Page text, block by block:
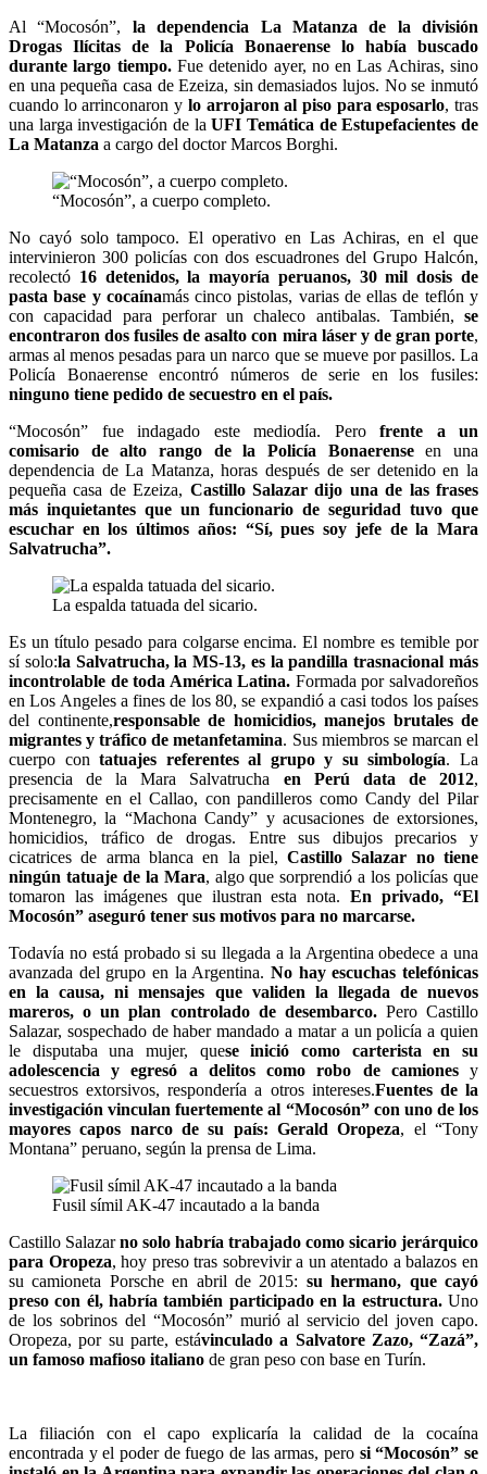
Al “Mocosón”, la dependencia La Matanza de la división
Drogas Ilícitas de la Policía Bonaerense lo había buscado
durante largo tiempo.Fue detenido ayer, no en Las Achiras, sino
en una pequeña casa de Ezeiza, sin demasiados lujos. No se inmutó
cuando lo arrinconaron y lo arrojaron al piso para esposarlo, tras
una larga investigación de laUFI Temática de Estupefacientes de
La Matanza a cargo del doctor Marcos Borghi.
“Mocosón”, a cuerpo completo.
No cayó solo tampoco. El operativo en Las Achiras, en el que
intervinieron 300 policías con dos escuadrones del Grupo Halcón,
recolectó 16 detenidos, la mayoría peruanos, 30 mil dosis de
pasta base y cocaínamás cinco pistolas, varias de ellas de teflón y
con capacidad para perforar un chaleco antibalas. También, se
encontraron dos fusiles de asalto con mira láser y de gran porte,
armas al menos pesadas para un narco que se mueve por pasillos. La
Policía Bonaerense encontró números de serie en los fusiles:
ninguno tiene pedido de secuestro en el país.
“Mocosón” fue indagado este mediodía. Pero frente a un
comisario de alto rango de la Policía Bonaerenseen una
dependencia de La Matanza, horas después de ser detenido en la
pequeña casa de Ezeiza, Castillo Salazar dijo una de las frases
más inquietantes que un funcionario de seguridad tuvo que
escuchar en los últimos años: “Sí, pues soy jefe de la Mara
Salvatrucha”.
La espalda tatuada del sicario.
Es un título pesado para colgarse encima. El nombre es temible por
sí solo:la Salvatrucha, la MS-13, es la pandilla trasnacional más
incontrolable de toda América Latina. Formada por salvadoreños
en Los Angeles a fines de los 80, se expandió a casi todos los países
del continente,responsable de homicidios, manejos brutales de
migrantes y tráfico de metanfetamina. Sus miembros se marcan el
cuerpo contatuajes referentes al grupo y su simbología. La
presencia de la Mara Salvatrucha en Perú data de 2012,
precisamente en el Callao, con pandilleros como Candy del Pilar
Montenegro, la “Machona Candy” y acusaciones de extorsiones,
homicidios, tráfico de drogas. Entre sus dibujos precarios y
cicatrices de arma blanca en la piel,Castillo Salazar no tiene
ningún tatuaje de la Mara, algo que sorprendió a los policías que
tomaron las imágenes que ilustran esta nota.En privado, “El
Mocosón” aseguró tener sus motivos para no marcarse.
Todavía no está probado si su llegada a la Argentina obedece a una
avanzada del grupo en la Argentina. No hay escuchas telefónicas
en la causa, ni mensajes que validen la llegada de nuevos
mareros, o un plan controlado de desembarco.Pero Castillo
Salazar, sospechado de haber mandado a matar a un policía a quien
le disputaba una mujer, quese inició como carterista en su
adolescencia y egresó a delitos como robo de camionesy
secuestros extorsivos, respondería a otros intereses.Fuentes de la
investigación vinculan fuertemente al “Mocosón” con uno de los
mayores capos narco de su país: Gerald Oropeza, el “Tony
Montana” peruano, según la prensa de Lima.
Fusil símil AK-47 incautado a la banda
Castillo Salazarno solo habría trabajado como sicario jerárquico
para Oropeza, hoy preso tras sobrevivir a un atentado a balazos en
su camioneta Porsche en abril de 2015: su hermano, que cayó
preso con él, habría también participado en la estructura.Uno
de los sobrinos del “Mocosón” murió al servicio del joven capo.
Oropeza, por su parte, estávinculado a Salvatore Zazo, “Zazá”,
un famoso mafioso italiano de gran peso con base en Turín.
La filiación con el capo explicaría la calidad de la cocaína
encontrada y el poder de fuego de las armas, pero si “Mocosón” se